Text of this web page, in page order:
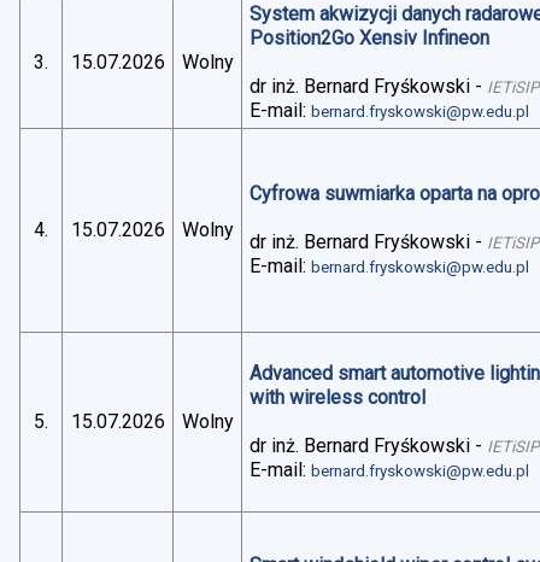
3. 15.07.2026 Wolny
System akwizycji danych
Position2Go Xensiv Infineon
dr inż. Bernard Fryśkowski - IETiSIP
E-mail:bernard.fryskowski@pw.edu.pl
4. 15.07.2026 Wolny
Cyfrowa suwmiarka oparta na
dr inż. Bernard Fryśkowski - IETiSIP
E-mail:bernard.fryskowski@pw.edu.pl
5. 15.07.2026 Wolny
Advanced smart automotive
with wireless control
dr inż. Bernard Fryśkowski - IETiSIP
E-mail:bernard.fryskowski@pw.edu.pl